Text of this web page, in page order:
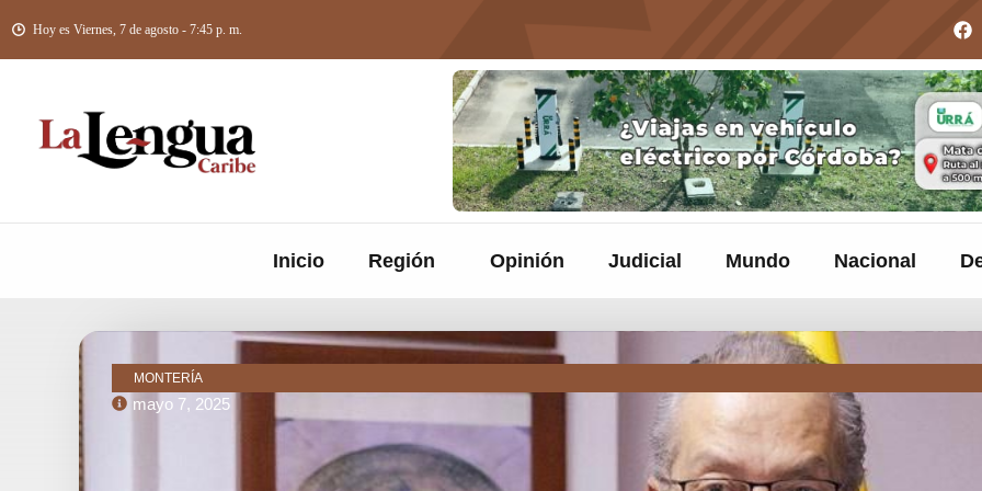
Hoy es Viernes, 7 de agosto - 7:45 p. m.
Inicio Región Opinión Judicial Mundo Nacional
MONTERÍA
mayo 7, 2025